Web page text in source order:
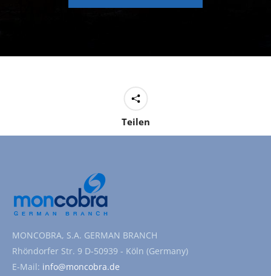
Teilen
MONCOBRA, S.A. GERMAN BRANCH
Rhöndorfer Str. 9 D-50939 - Köln (Germany)
E-Mail: info@moncobra.de